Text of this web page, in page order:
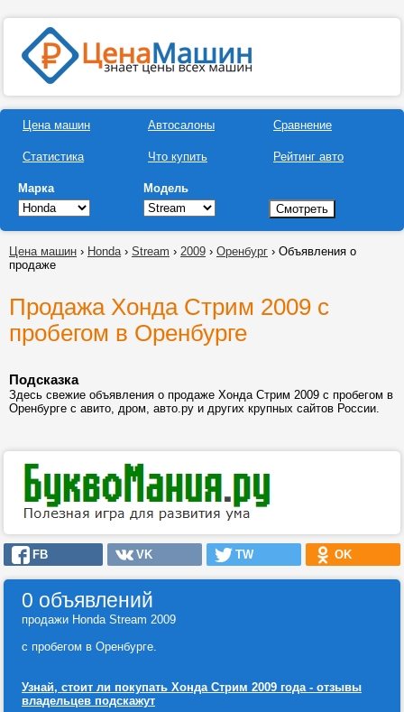
Цена машин
Статистика
Автосалоны
Что купить
Сравнение
Рейтинг авто
Марка Модель
Цена машин › Honda› Stream › 2009 › Оренбург › Объявления о
продаже
Продажа Хонда Стрим 2009 с
пробегом в Оренбурге
Подсказка
Здесь свежие объявления о продаже Хонда Стрим 2009 с пробегом в
Оренбурге с авито, дром, авто.ру и других крупных сайтов России.
FB VK TW OK
0 объявлений
продажи Honda Stream 2009
с пробегом в Оренбурге.
Узнай, стоит ли покупать Хонда Стрим 2009 года - отзывы
владельцев подскажут